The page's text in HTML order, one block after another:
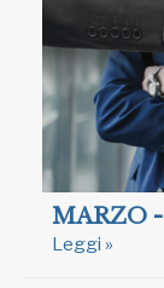
MARZO
Leggi »